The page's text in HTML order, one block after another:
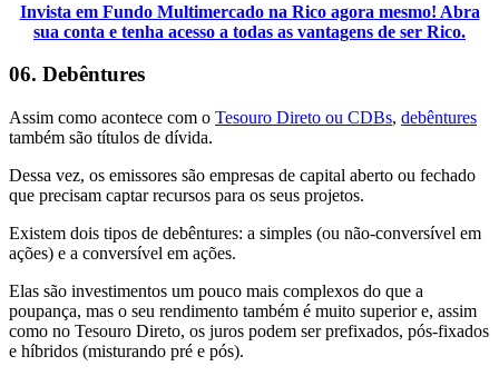
Invista em Fundo Multimercado na Rico agora mesmo! Abra
sua conta e tenha acesso a todas as vantagens de ser Rico.
06. Debêntures
Assim como acontece com o Tesouro Direto ou CDBs, debêntures
também são títulos de dívida.
Dessa vez, os emissores são empresas de capital aberto ou fechado
que precisam captar recursos para os seus projetos.
Existem dois tipos de debêntures: a simples (ou não-conversível em
ações) e a conversível em ações.
Elas são investimentos um pouco mais complexos do que a
poupança, mas o seu rendimento também é muito superior e, assim
como no Tesouro Direto, os juros podem ser prefixados, pós-fixados
e híbridos (misturando pré e pós).